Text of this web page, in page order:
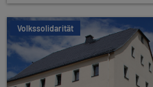
Volkssolidarität